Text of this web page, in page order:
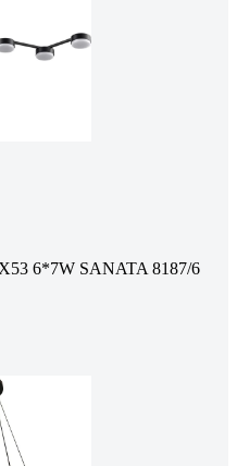
6*7W SANATA 8187/6